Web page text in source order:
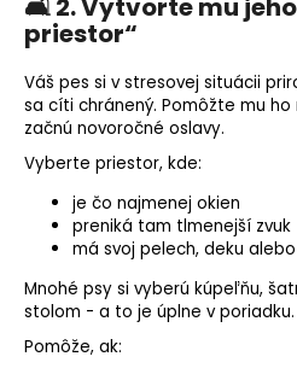
🛋️ 2. Vytvorte mu
priestor“
Váš pes si v stresovej situácii
sa cíti chránený. Pomôžte mu
začnú novoročné oslavy.
Vyberte priestor, kde:
je čo najmenej okien
preniká tam tlmenejší zvuk
má svoj pelech, deku
Mnohé psy si vyberú kúpeľňu,
stolom - a to je úplne v poriadku.
Pomôže, ak: